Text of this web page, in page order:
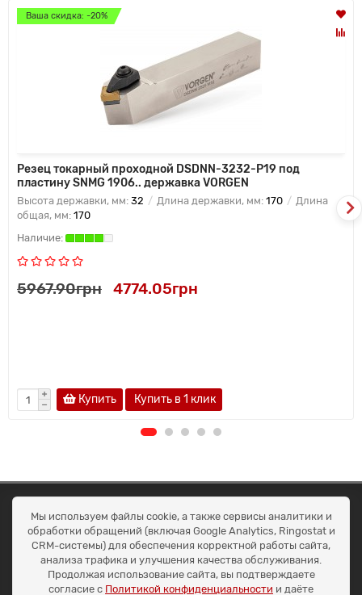
Ваша скидка: -20%
Резец токарный проходной DSDNN-3232-P19 под
пластину SNMG 1906.. державка VORGEN
Высота державки, мм: 32 Длина державки, мм: 170
Длина
общая, мм: 170
5967.90грн 4774.05грн
Купить Купить в 1 клик
ОКЕАН ТРЕЙД
Договір публичної оферти
Доставка та оплата
Наші контакти
Умови повернення
+38 (099) 452-20-02
Мы используем файлы cookie, а также сервисы аналитики и
обработки обращений (включая Google Analytics, Ringostat и
CRM-системы) для обеспечения корректной работы сайта,
анализа трафика и улучшения качества обслуживания.
Продолжая использование сайта, вы подтверждаете
согласие с Политикой конфиденциальности и даёте